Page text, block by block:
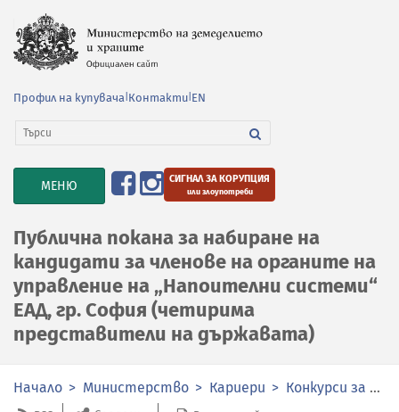
Профил на купувача Контакти EN
TOGGLE
NAVIGATION
МЕНЮ СИГНАЛ ЗА КОРУПЦИЯ
или злоупотреби
Публична покана за набиране на
кандидати за членове на органите на
управление на „Напоителни системи“
ЕАД, гр. София (четирима
представители на държавата)
Начало Министерство Кариери Конкурси за избор на членове на органите за управление и контрол в публичните предприятия